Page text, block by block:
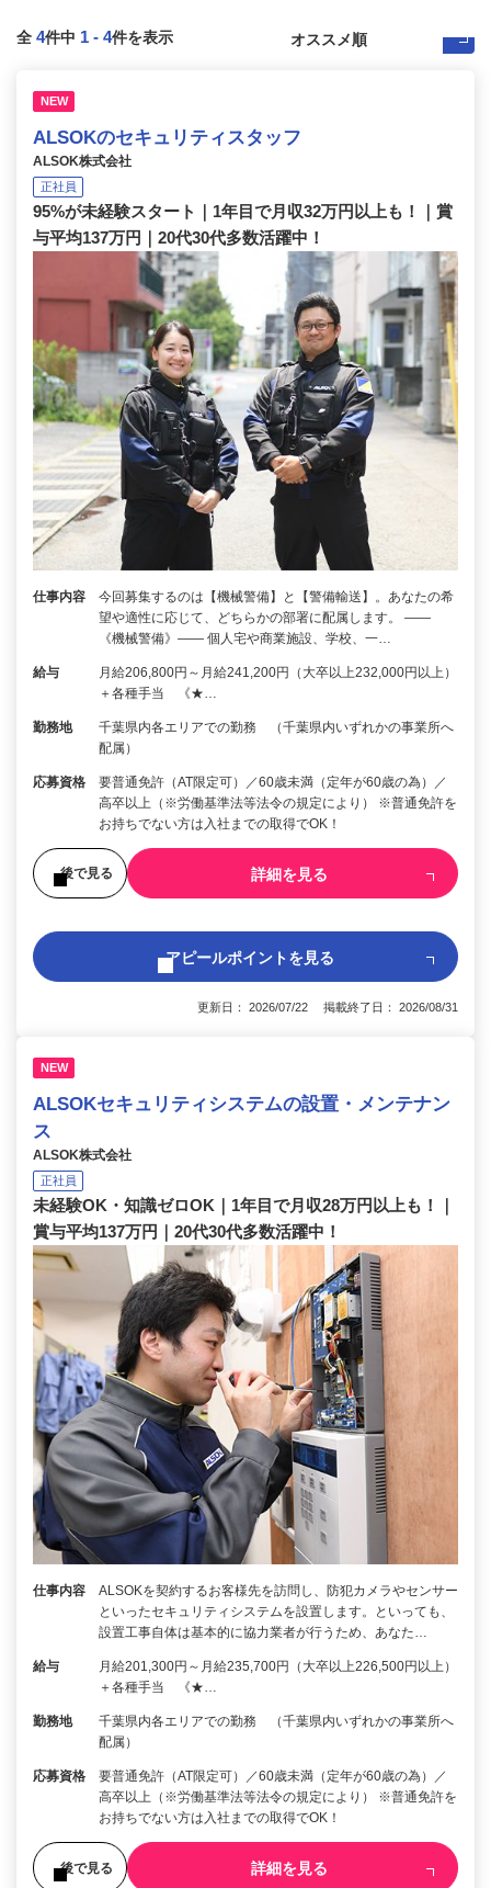
全 4件中 1 - 4件を表示
NEW
ALSOKのセキュリティスタッフ
ALSOK株式会社
正社員
95%が未経験スタート｜1年目で月収32万円以上も！｜賞
与平均137万円｜20代30代多数活躍中！
仕事内容
今回募集するのは【機械警備】と【警備輸送】。あなたの希
望や適性に応じて、どちらかの部署に配属します。 ――
《機械警備》―― 個人宅や商業施設、学校、一…
給与
月給206,800円～月給241,200円（大卒以上232,000円以上）
＋各種手当 《★…
勤務地
千葉県内各エリアでの勤務 （千葉県内いずれかの事業所へ
配属）
応募資格
要普通免許（AT限定可）／60歳未満（定年が60歳の為）／
高卒以上（※労働基準法等法令の規定により） ※普通免許を
お持ちでない方は入社までの取得でOK！
後で見る 詳細を見る
アピールポイントを見る
更新日： 2026/07/22 掲載終了日： 2026/08/31
NEW
ALSOKセキュリティシステムの設置・メンテナン
ス
ALSOK株式会社
正社員
未経験OK・知識ゼロOK｜1年目で月収28万円以上も！｜
賞与平均137万円｜20代30代多数活躍中！
仕事内容
ALSOKを契約するお客様先を訪問し、防犯カメラやセンサー
といったセキュリティシステムを設置します。といっても、
設置工事自体は基本的に協力業者が行うため、あなた…
給与
月給201,300円～月給235,700円（大卒以上226,500円以上）
＋各種手当 《★…
勤務地
千葉県内各エリアでの勤務 （千葉県内いずれかの事業所へ
配属）
応募資格
要普通免許（AT限定可）／60歳未満（定年が60歳の為）／
高卒以上（※労働基準法等法令の規定により） ※普通免許を
お持ちでない方は入社までの取得でOK！
後で見る 詳細を見る